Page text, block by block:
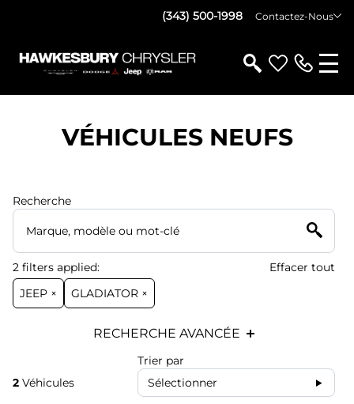
(343) 500-1998 Contactez-Nous
VÉHICULES NEUFS
Recherche
2 filters applied:
Effacer tout
JEEP ×
GLADIATOR ×
RECHERCHE AVANCÉE
2 Véhicules
Trier par
Sélectionner